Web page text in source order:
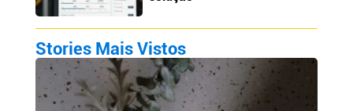
Stories Mais Vistos